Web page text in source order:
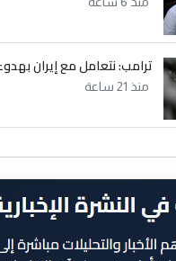
ترامب: نتعامل مع إيران
منذ 21 ساعة